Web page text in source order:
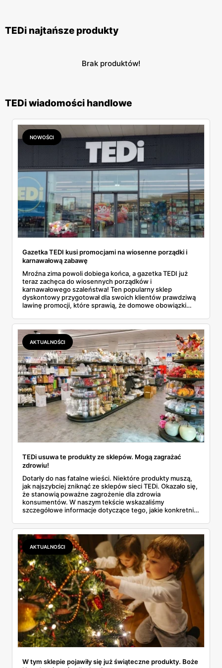
TEDi najtańsze produkty
Brak produktów!
TEDi wiadomości handlowe
NOWOŚCI
Gazetka TEDI kusi promocjami na wiosenne porządki i
karnawałową zabawę
Mroźna zima powoli dobiega końca, a gazetka TEDI już
teraz zachęca do wiosennych porządków i
karnawałowego szaleństwa! Ten popularny sklep
dyskontowy przygotował dla swoich klientów prawdziwą
lawinę promocji, które sprawią, że domowe obowiązki
ale na pewno będą mniej uciążliwe! Nie da się ukryć, że
gazetka TEDI tym razem naprawdę pozytywnie zaskakuje.
Znajdziemy w niej wszystko, czego potrzebujemy do
kompleksowych porządków - od podstawowych
akcesoriów po zaawansowany sprzęt. A co najlepsze?
Ceny naprawdę mogą zawrócić w głowie! I to nie jest
pusty slogan reklamowy.
AKTUALNOŚCI
TEDi usuwa te produkty ze sklepów. Mogą zagrażać
zdrowiu!
Dotarły do nas fatalne wieści. Niektóre produkty muszą,
jak najszybciej zniknąć ze sklepów sieci TEDi. Okazało się,
że stanowią poważne zagrożenie dla zdrowia
konsumentów. W naszym tekście wskazaliśmy
szczegółowe informacje dotyczące tego, jakie konkretnie
ostrożność.
AKTUALNOŚCI
W tym sklepie pojawiły się już świąteczne produkty. Boże